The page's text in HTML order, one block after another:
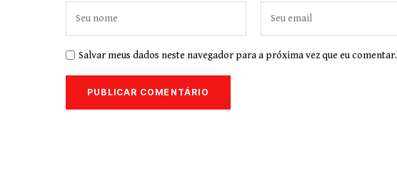
Salvar meus dados neste navegador para a próxima vez que eu comentar.